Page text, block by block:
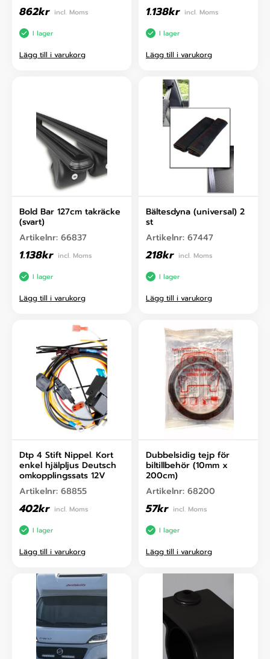
862kr incl. Moms
I lager
Lägg till i varukorg
1.138kr incl. Moms
I lager
Lägg till i varukorg
Bold Bar 127cm takräcke
(svart)
Artikelnr: 66837
1.138kr incl. Moms
I lager
Lägg till i varukorg
Bältesdyna (universal) 2
st
Artikelnr: 67447
218kr incl. Moms
I lager
Lägg till i varukorg
Dtp 4 Stift Nippel. Kort
enkel hjälpljus Deutsch
omkopplingssats 12V
Artikelnr: 68855
402kr incl. Moms
I lager
Lägg till i varukorg
Dubbelsidig tejp för
biltillbehör (10mm x
200cm)
Artikelnr: 68200
57kr incl. Moms
I lager
Lägg till i varukorg